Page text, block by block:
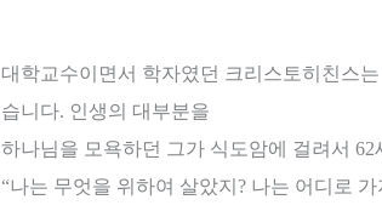
대학교수이면서 학자였던 크리스토히친스
습니다. 인생의 대부분을
하나님을 모욕하던 그가 식도암에 걸려서 62
“나는 무엇을 위하여 살았지 ? 나는 어디로 가